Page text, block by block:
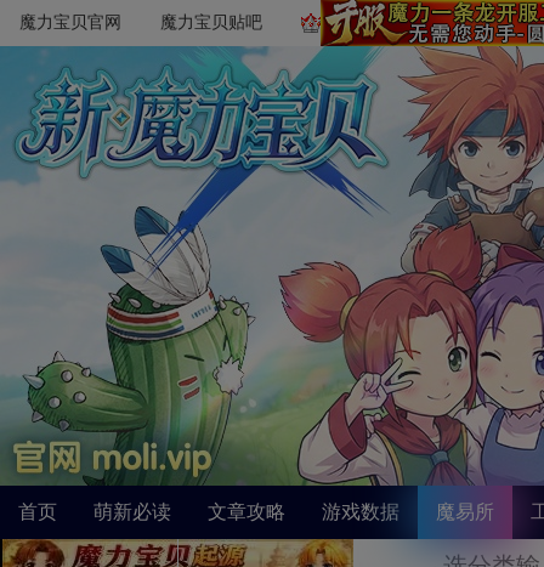
魔力宝贝官网 魔力宝贝贴吧
首页 萌新必读 文章攻略 游戏数据 魔易所